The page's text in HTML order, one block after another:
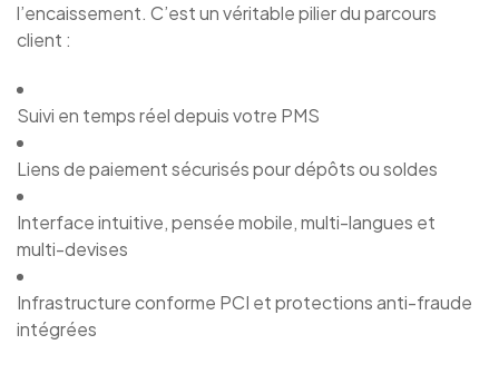
l’encaissement. C’est un véritable pilier du parcours
client :
Suivi en temps réel depuis votre PMS
Liens de paiement sécurisés pour dépôts ou soldes
Interface intuitive, pensée mobile, multi-langues et
multi-devises
Infrastructure conforme PCI et protections anti-fraude
intégrées